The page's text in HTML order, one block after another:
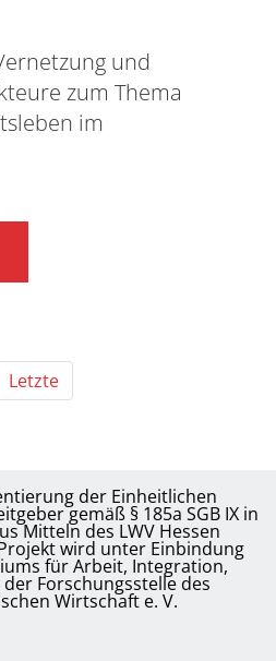
und
zum Thema
im
Letzte
der Einheitlichen
gemäß § 185a SGB IX in
Mitteln des LWV Hessen
wird unter Einbindung
für Arbeit, Integration,
Forschungsstelle des
Wirtschaft e. V.